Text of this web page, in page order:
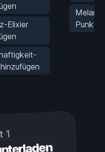
Elixier
Punkte
1